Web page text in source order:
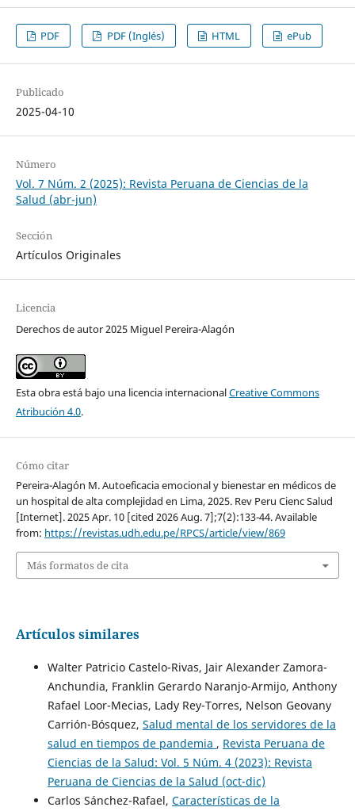
PDF PDF (Inglés) HTML ePub
Publicado
2025-04-10
Número
Vol. 7 Núm. 2 (2025): Revista Peruana de Ciencias de la
Salud (abr-jun)
Sección
Artículos Originales
Licencia
Derechos de autor 2025 Miguel Pereira-Alagón
Esta obra está bajo una licencia internacionalCreative Commons
Atribución 4.0.
Cómo citar
Pereira-Alagón M. Autoeficacia emocional y bienestar en médicos de
un hospital de alta complejidad en Lima, 2025. Rev Peru Cienc Salud
[Internet]. 2025 Apr. 10 [cited 2026 Aug. 7];7(2):133-44. Available
from: https://revistas.udh.edu.pe/RPCS/article/view/869
Más formatos de cita
Artículos similares
Walter Patricio Castelo-Rivas, Jair Alexander Zamora-
Anchundia, Franklin Gerardo Naranjo-Armijo, Anthony
Rafael Loor-Mecias, Lady Rey-Torres, Nelson Geovany
Carrión-Bósquez, Salud mental de los servidores de la
salud en tiempos de pandemia , Revista Peruana de
Ciencias de la Salud: Vol. 5 Núm. 4 (2023): Revista
Peruana de Ciencias de la Salud (oct-dic)
Carlos Sánchez-Rafael, Características de la